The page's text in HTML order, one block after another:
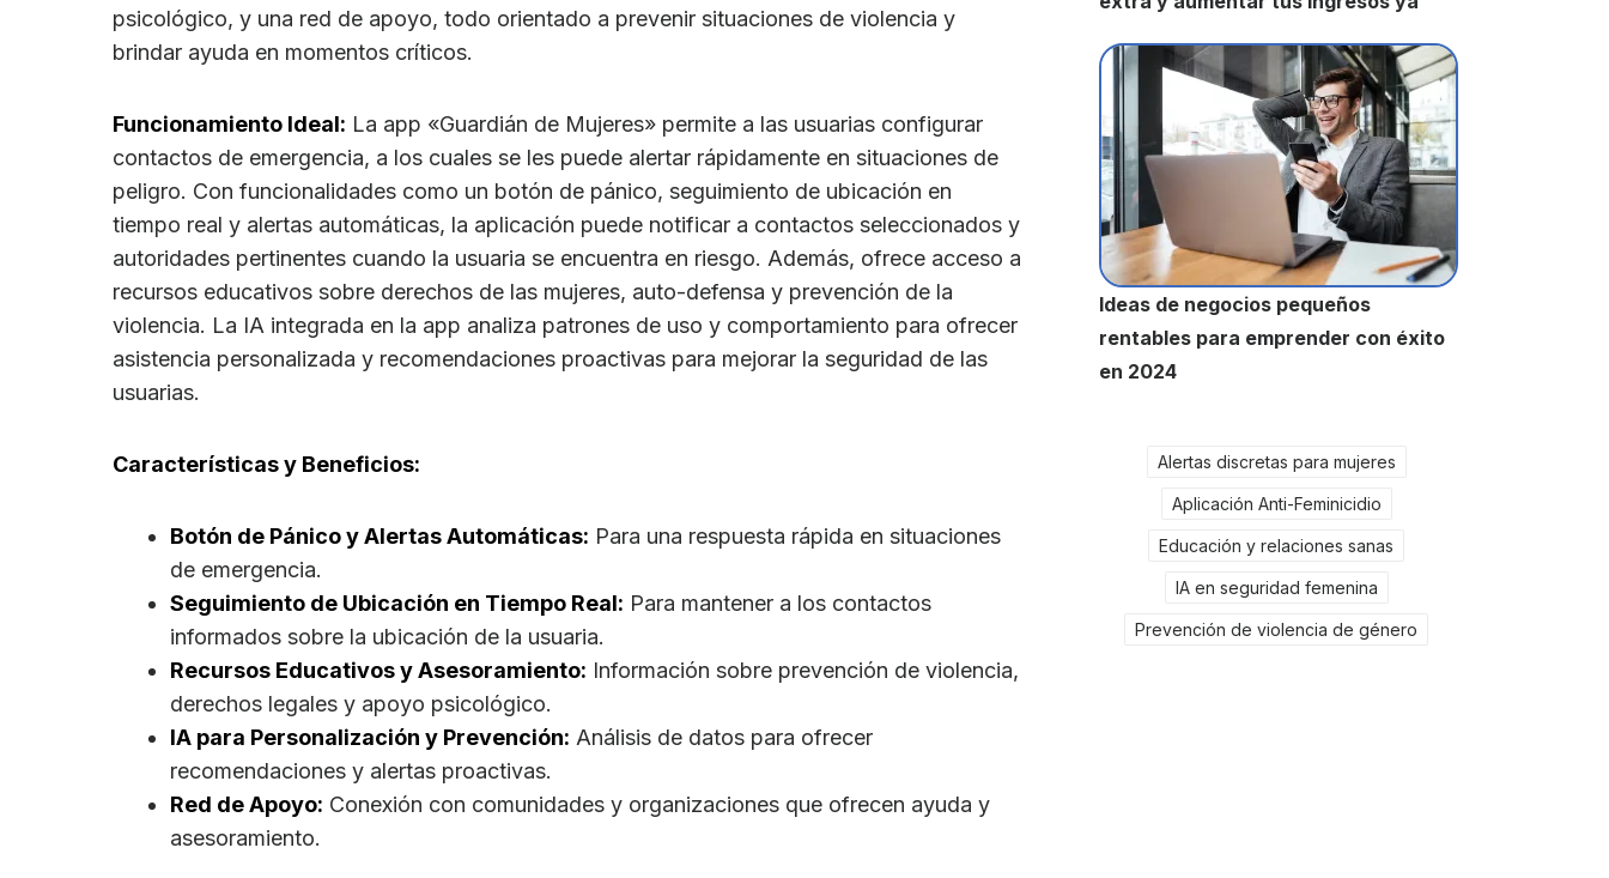
psicológico, y una red de apoyo, todo orientado a prevenir situaciones de violencia y
brindar ayuda en momentos críticos.
Funcionamiento Ideal: La app «Guardián de Mujeres» permite a las usuarias configurar
contactos de emergencia, a los cuales se les puede alertar rápidamente en situaciones de
peligro. Con funcionalidades como un botón de pánico, seguimiento de ubicación en
tiempo real y alertas automáticas, la aplicación puede notificar a contactos seleccionados y
autoridades pertinentes cuando la usuaria se encuentra en riesgo. Además, ofrece acceso a
recursos educativos sobre derechos de las mujeres, auto-defensa y prevención de la
violencia. La IA integrada en la app analiza patrones de uso y comportamiento para ofrecer
asistencia personalizada y recomendaciones proactivas para mejorar la seguridad de las
usuarias.
Características y Beneficios:
Botón de Pánico y Alertas Automáticas: Para una respuesta rápida en situaciones
de emergencia.
Seguimiento de Ubicación en Tiempo Real: Para mantener a los contactos
informados sobre la ubicación de la usuaria.
Recursos Educativos y Asesoramiento: Información sobre prevención de violencia,
derechos legales y apoyo psicológico.
IA para Personalización y Prevención: Análisis de datos para ofrecer
recomendaciones y alertas proactivas.
Red de Apoyo: Conexión con comunidades y organizaciones que ofrecen ayuda y
asesoramiento.
Ideas de negocios pequeños
rentables para emprender con éxito
en 2024
Alertas discretas para mujeres
Aplicación Anti-Feminicidio
Educación y relaciones sanas
IA en seguridad femenina
Prevención de violencia de género